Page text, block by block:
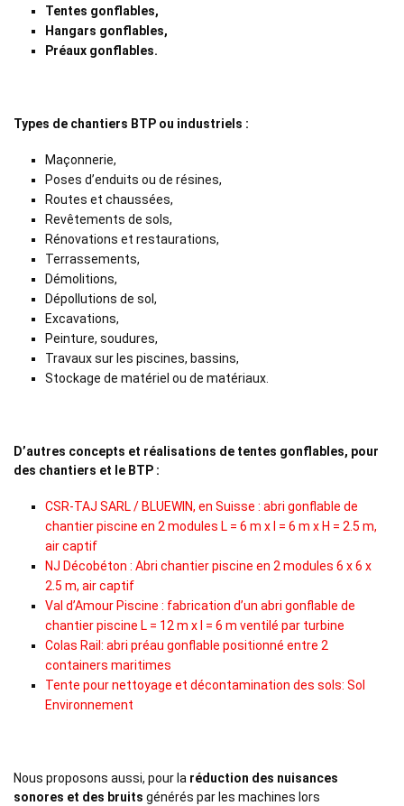
Tentes gonflables,
Hangars gonflables,
Préaux gonflables.
Types de chantiers BTP ou industriels :
Maçonnerie,
Poses d’enduits ou de résines,
Routes et chaussées,
Revêtements de sols,
Rénovations et restaurations,
Terrassements,
Démolitions,
Dépollutions de sol,
Excavations,
Peinture, soudures,
Travaux sur les piscines, bassins,
Stockage de matériel ou de matériaux.
D’autres concepts et réalisations de tentes gonflables, pour
des chantiers et le BTP :
CSR-TAJ SARL / BLUEWIN, en Suisse : abri gonflable de
chantier piscine en 2 modules L = 6 m x l = 6 m x H = 2.5 m,
air captif
NJ Décobéton : Abri chantier piscine en 2 modules 6 x 6 x
2.5 m, air captif
Val d’Amour Piscine : fabrication d’un abri gonflable de
chantier piscine L = 12 m x l = 6 m ventilé par turbine
Colas Rail: abri préau gonflable positionné entre 2
containers maritimes
Tente pour nettoyage et décontamination des sols: Sol
Environnement
Nous proposons aussi, pour la réduction des nuisances
sonores et des bruits générés par les machines lors